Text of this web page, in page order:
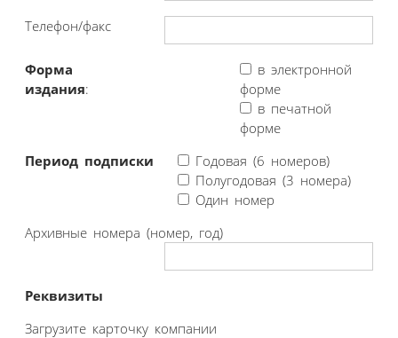
Телефон/факс
Форма
издания:
в электронной
форме
в печатной
форме
Период подписки
Годовая (6 номеров)
Полугодовая (3 номера)
Один номер
Архивные номера (номер, год)
Реквизиты
Загрузите карточку компании